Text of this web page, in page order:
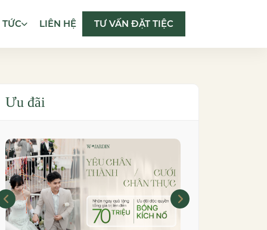
TỨC LIÊN HỆ TƯ VẤN ĐẶT TIỆC
Ưu đãi